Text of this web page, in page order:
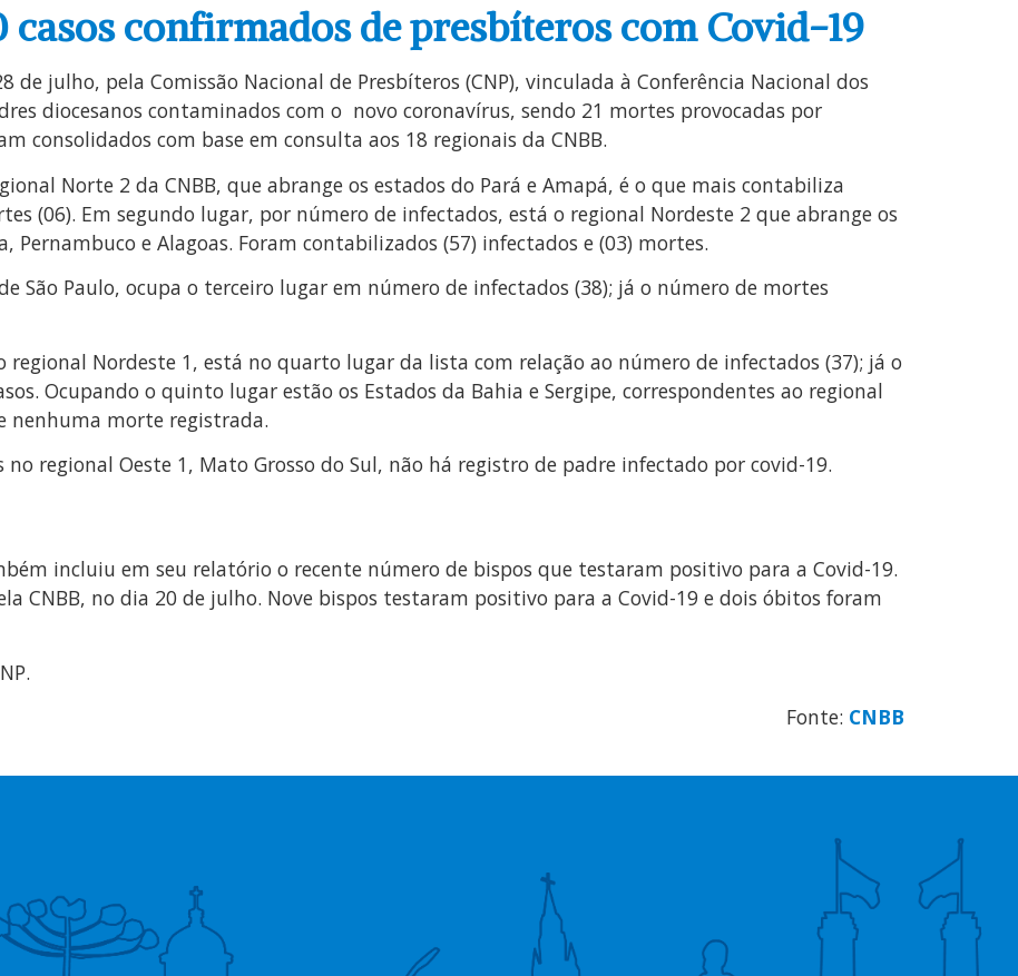
confirmados de presbíteros com Covid-19
julho, pela Comissão Nacional de Presbíteros (CNP), vinculada à Conferência Nacional dos
diocesanos contaminados com o novo coronavírus, sendo 21 mortes provocadas por
consolidados com base em consulta aos 18 regionais da CNBB.
Norte 2 da CNBB, que abrange os estados do Pará e Amapá, é o que mais contabiliza
(06). Em segundo lugar, por número de infectados, está o regional Nordeste 2 que abrange os
Pernambuco e Alagoas. Foram contabilizados (57) infectados e (03) mortes.
São Paulo, ocupa o terceiro lugar em número de infectados (38); já o número de mortes
regional Nordeste 1, está no quarto lugar da lista com relação ao número de infectados (37); já o
Ocupando o quinto lugar estão os Estados da Bahia e Sergipe, correspondentes ao regional
nenhuma morte registrada.
no regional Oeste 1, Mato Grosso do Sul, não há registro de padre infectado por covid-19.
incluiu em seu relatório o recente número de bispos que testaram positivo para a Covid-19.
CNBB, no dia 20 de julho. Nove bispos testaram positivo para a Covid-19 e dois óbitos foram
Fonte: CNBB